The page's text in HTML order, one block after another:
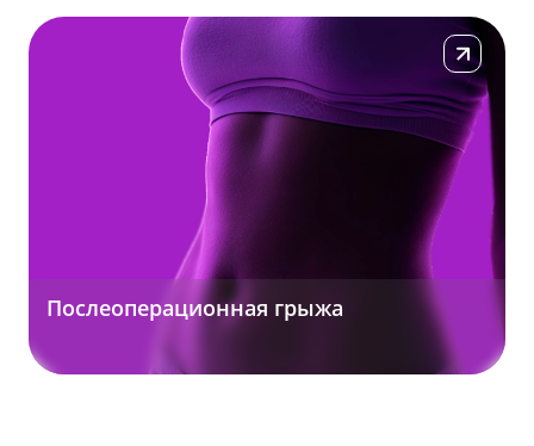
Послеоперационная грыжа
Подробнее